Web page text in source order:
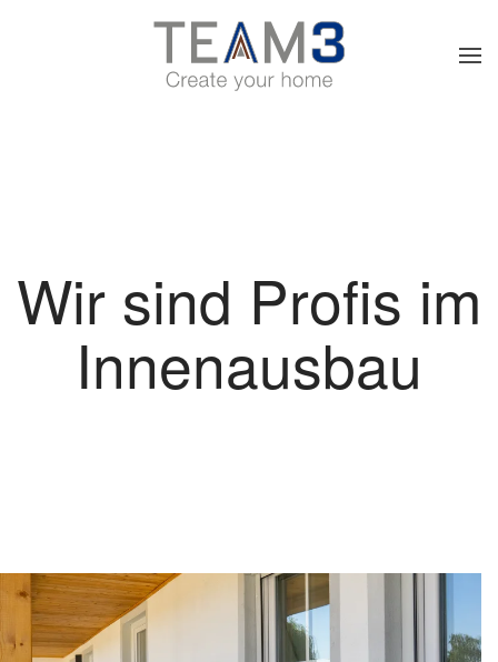
Skip to main content
Wir sind Profis im
Innen­ausbau